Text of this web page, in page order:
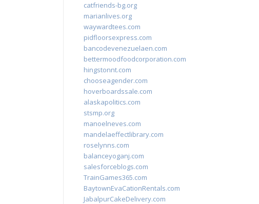
catfriends-bg.org
marianlives.org
waywardtees.com
pidfloorsexpress.com
bancodevenezuelaen.com
bettermoodfoodcorporation.com
hingstonnt.com
chooseagender.com
hoverboardssale.com
alaskapolitics.com
stsmp.org
manoelneves.com
mandelaeffectlibrary.com
roselynns.com
balanceyoganj.com
salesforceblogs.com
TrainGames365.com
BaytownEvaCationRentals.com
JabalpurCakeDelivery.com